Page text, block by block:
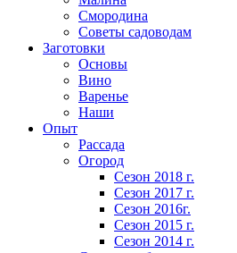
Смородина
Советы садоводам
Заготовки
Основы
Вино
Варенье
Наши
Опыт
Рассада
Огород
Сезон 2018 г.
Сезон 2017 г.
Сезон 2016г.
Сезон 2015 г.
Сезон 2014 г.